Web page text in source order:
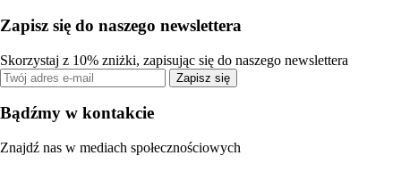
Zapisz się do naszego newslettera
Skorzystaj z 10% zniżki, zapisując się do naszego newslettera
Zapisz się
Bądźmy w kontakcie
Znajdź nas w mediach społecznościowych